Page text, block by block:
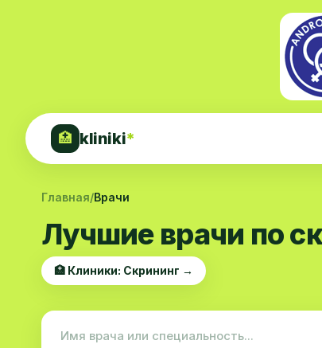
🏥 kliniki*
Главная/Врачи
Лучшие врачи по
🏥 Клиники: Скрининг →